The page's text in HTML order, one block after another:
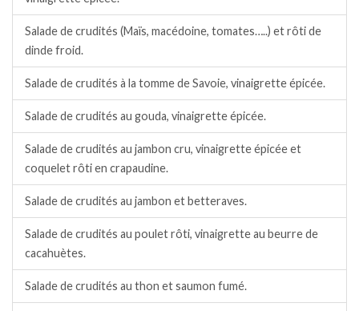
Salade de crudités (Maïs, macédoine, tomates…..) et rôti de
dinde froid.
Salade de crudités à la tomme de Savoie, vinaigrette épicée.
Salade de crudités au gouda, vinaigrette épicée.
Salade de crudités au jambon cru, vinaigrette épicée et
coquelet rôti en crapaudine.
Salade de crudités au jambon et betteraves.
Salade de crudités au poulet rôti, vinaigrette au beurre de
cacahuètes.
Salade de crudités au thon et saumon fumé.